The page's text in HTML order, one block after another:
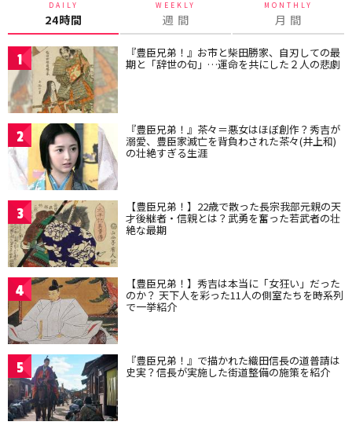
DAILY
24時間
WEEKLY
週 間
MONTHLY
月 間
1 『豊臣兄弟！』お市と柴田勝家、自刃しての最
期と「辞世の句」…運命を共にした２人の悲劇
2 『豊臣兄弟！』茶々＝悪女はほぼ創作？秀吉が
溺愛、豊臣家滅亡を背負わされた茶々(井上和)
の壮絶すぎる生涯
3 【豊臣兄弟！】22歳で散った長宗我部元親の天
才後継者・信親とは？武勇を奮った若武者の壮
絶な最期
4 【豊臣兄弟！】秀吉は本当に「女狂い」だった
のか？ 天下人を彩った11人の側室たちを時系列
で一挙紹介
5 『豊臣兄弟！』で描かれた織田信長の道普請は
史実？信長が実施した街道整備の施策を紹介